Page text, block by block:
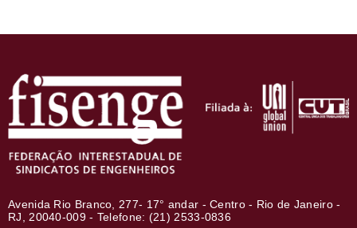
Avenida Rio Branco, 277- 17° andar - Centro - Rio de Janeiro -
RJ, 20040-009 - Telefone: (21) 2533-0836